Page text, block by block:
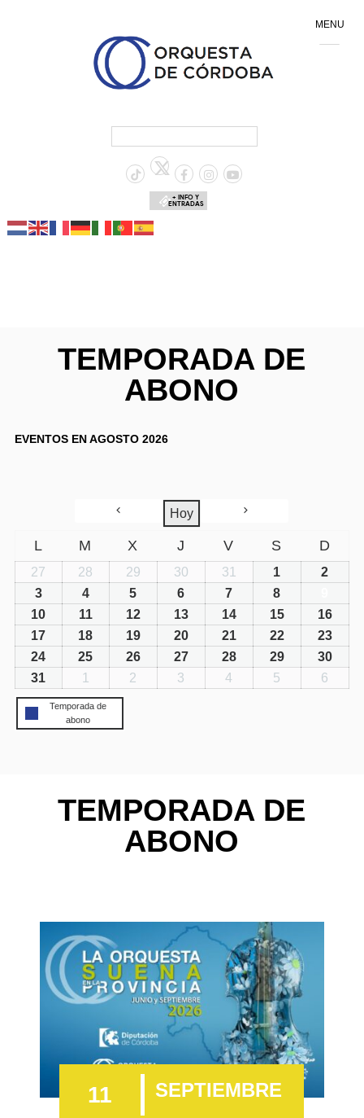
+ INFO Y
ENTRADAS
TEMPORADA DE
ABONO
EVENTOS EN AGOSTO 2026
Hoy
L M X J V S D
27 28 29 30 31 1
2
3
4 5 6 7 8
10
11 12 13 14 15
16
17
18 19 20 21 22
23
24
25 26 27 28 29
30
31
1 2 3 4 5 6
Temporada de
abono
TEMPORADA DE
ABONO
11 SEPTIEMBRE
MENU